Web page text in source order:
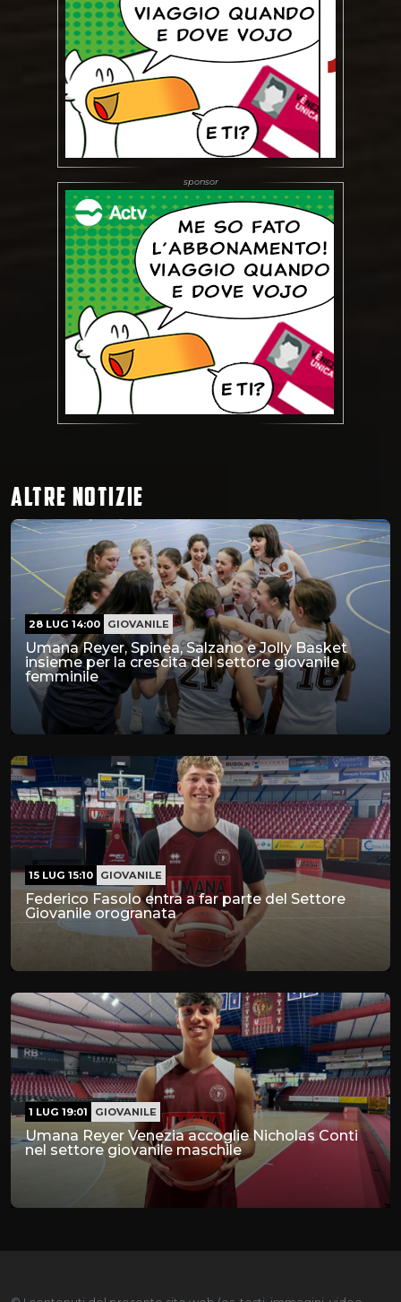
ALTRE NOTIZIE
Umana Reyer, Spinea, Salzano e Jolly Basket
insieme per la crescita del settore giovanile
femminile
28 LUG 14:00 GIOVANILE
Federico Fasolo entra a far parte del Settore
Giovanile orogranata
15 LUG 15:10 GIOVANILE
Umana Reyer Venezia accoglie Nicholas Conti
nel settore giovanile maschile
1 LUG 19:01 GIOVANILE